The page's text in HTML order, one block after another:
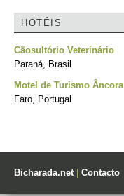
HOTÉIS
Cãosultório Veterinário
Paraná, Brasil
Motel de Turismo Âncora
Faro, Portugal
Bicharada.net| Contacto